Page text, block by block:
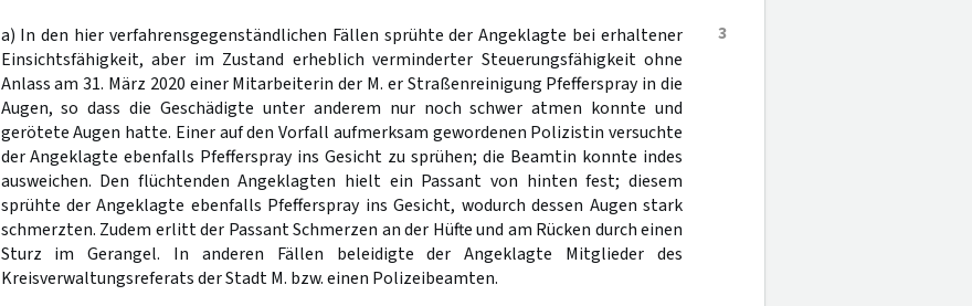
3
a) In den hier verfahrensgegenständlichen Fällen sprühte der Angeklagte bei erhaltener
Einsichtsfähigkeit, aber im Zustand erheblich verminderter Steuerungsfähigkeit ohne
Anlass am 31. März 2020 einer Mitarbeiterin der M. er Straßenreinigung Pfefferspray in die
Augen, so dass die Geschädigte unter anderem nur noch schwer atmen konnte und
gerötete Augen hatte. Einer auf den Vorfall aufmerksam gewordenen Polizistin versuchte
der Angeklagte ebenfalls Pfefferspray ins Gesicht zu sprühen; die Beamtin konnte indes
ausweichen. Den flüchtenden Angeklagten hielt ein Passant von hinten fest; diesem
sprühte der Angeklagte ebenfalls Pfefferspray ins Gesicht, wodurch dessen Augen stark
schmerzten. Zudem erlitt der Passant Schmerzen an der Hüfte und am Rücken durch einen
Sturz im Gerangel. In anderen Fällen beleidigte der Angeklagte Mitglieder des
Kreisverwaltungsreferats der Stadt M. bzw. einen Polizeibeamten.